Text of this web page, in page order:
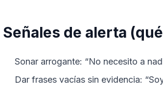
Señales de alerta
Sonar arrogante: “No necesito a
Dar frases vacías sin evidencia: